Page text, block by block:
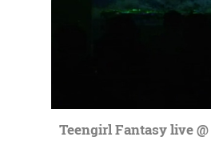
Teengirl Fantasy live